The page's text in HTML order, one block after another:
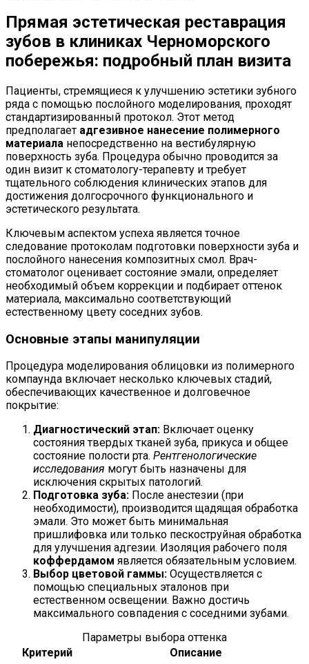
Прямая эстетическая реставрация
зубов в клиниках Черноморского
побережья: подробный план визита
Пациенты, стремящиеся к улучшению эстетики зубного
ряда с помощью послойного моделирования, проходят
стандартизированный протокол. Этот метод
предполагает адгезивное нанесение полимерного
материала непосредственно на вестибулярную
поверхность зуба. Процедура обычно проводится за
один визит к стоматологу-терапевту и требует
тщательного соблюдения клинических этапов для
достижения долгосрочного функционального и
эстетического результата.
Ключевым аспектом успеха является точное
следование протоколам подготовки поверхности зуба и
послойного нанесения композитных смол. Врач-
стоматолог оценивает состояние эмали, определяет
необходимый объем коррекции и подбирает оттенок
материала, максимально соответствующий
естественному цвету соседних зубов.
Основные этапы манипуляции
Процедура моделирования облицовки из полимерного
компаунда включает несколько ключевых стадий,
обеспечивающих качественное и долговечное
покрытие:
Диагностический этап: Включает оценку
состояния твердых тканей зуба, прикуса и общее
состояние полости рта. Рентгенологические
исследования могут быть назначены для
исключения скрытых патологий.
Подготовка зуба: После анестезии (при
необходимости), производится щадящая обработка
эмали. Это может быть минимальная
пришлифовка или только пескоструйная обработка
для улучшения адгезии. Изоляция рабочего поля
коффердамом является обязательным условием.
Выбор цветовой гаммы: Осуществляется с
помощью специальных эталонов при
естественном освещении. Важно достичь
максимального совпадения с соседними зубами.
Параметры выбора оттенка
Критерий
Описание